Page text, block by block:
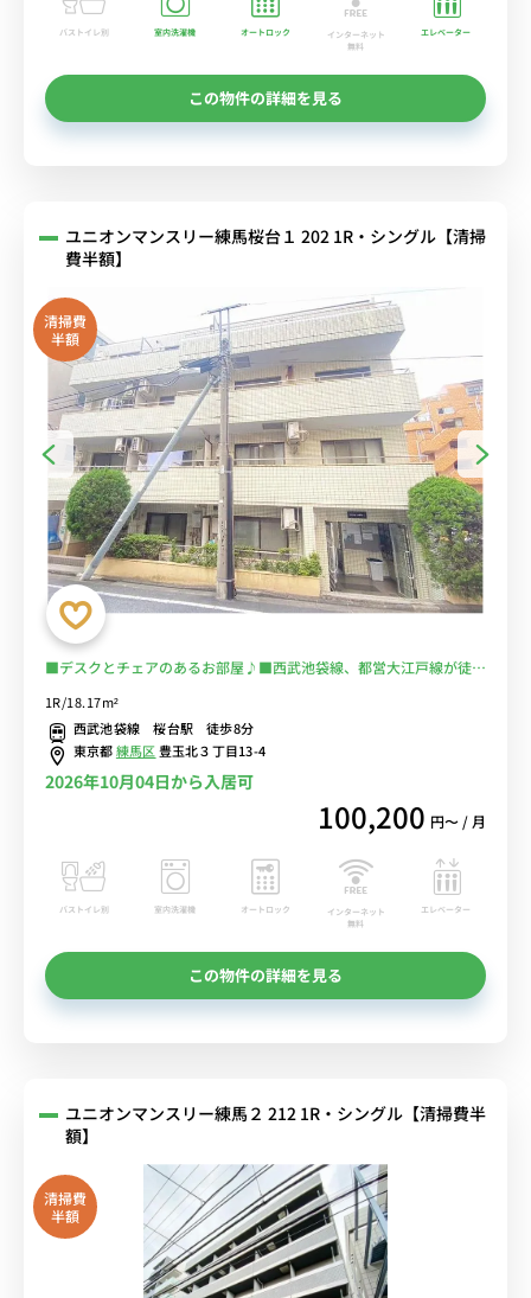
バストイレ別 室内洗濯機 オートロック
インターネット
無料
エレベーター
この物件の詳細を見る
ユニオンマンスリー練馬桜台１ 202 1R・シングル【清掃
費半額】
清掃費
半額
■デスクとチェアのあるお部屋♪■西武池袋線、都営大江戸線が徒歩
1R/18.17m²
西武池袋線 桜台駅 徒歩8分
東京都練馬区豊玉北３丁目13-4
2026年10月04日から入居可
100,200 円〜 / 月
バストイレ別 室内洗濯機 オートロック
インターネット
無料
エレベーター
この物件の詳細を見る
ユニオンマンスリー練馬２ 212 1R・シングル【清掃費半
額】
清掃費
半額